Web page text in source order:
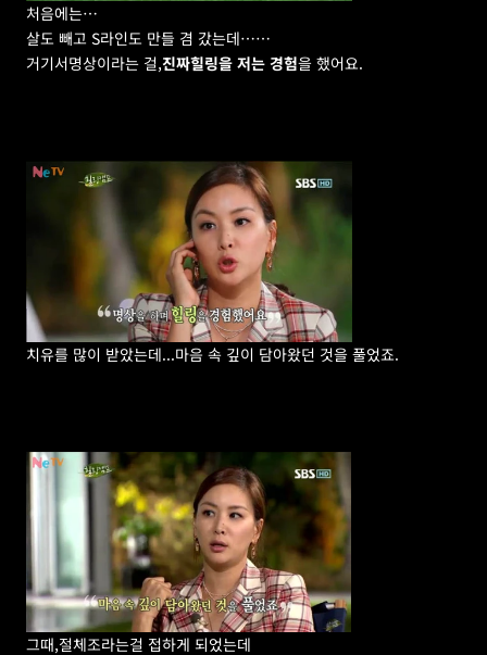
처음에는…
살도 빼고 S라인도 만들 겸 갔는데……
거기서명상이라는 걸,진짜힐링을 저는 경험을 했어요.
치유를 많이 받았는데...마음 속 깊이 담아왔던 것을 풀었죠.
그때,절체조라는걸 접하게 되었는데